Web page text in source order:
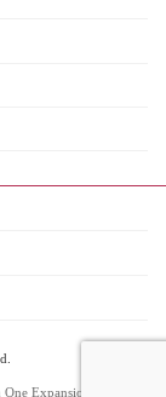
Expansion Unit